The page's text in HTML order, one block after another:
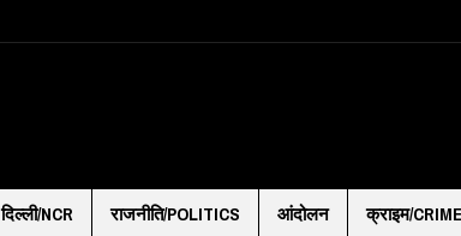
दिल्ली/NCR राजनीति/POLITICS आंदोलन क्राइम/CRIME